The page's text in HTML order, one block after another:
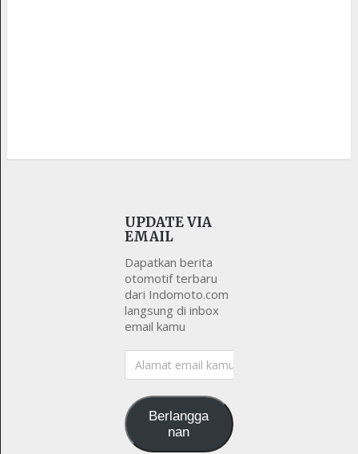
UPDATE VIA
EMAIL
Dapatkan berita
otomotif terbaru
dari Indomoto.com
langsung di inbox
email kamu
Alamat
email
Berlangga
nan